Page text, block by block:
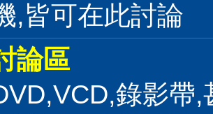
,皆可在此討論
論區
錄影帶,